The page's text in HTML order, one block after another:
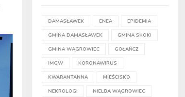
DAMASŁAWEK ENEA EPIDEMIA
GMINA DAMASŁAWEK GMINA SKOKI
GMINA WĄGROWIEC GOŁAŃCZ
IMGW KORONAWIRUS
KWARANTANNA MIEŚCISKO
NEKROLOGI NIELBA WĄGROWIEC